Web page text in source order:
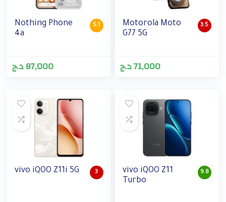
5.1
Nothing Phone
4a
87,000د.ج
3.5
Motorola Moto
G77 5G
71,000د.ج
3
vivo iQOO Z11i 5G 9.8
vivo iQOO Z11
Turbo